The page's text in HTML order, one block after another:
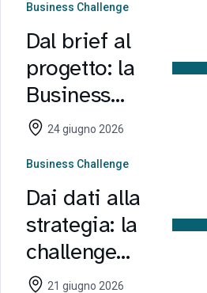
alle nuove
sfide di
industria e
distribuzione
Business Challenge
Dal brief al
progetto: la
Business
Challenge
Lactalis
Italia
24 giugno 2026
Business Challenge
Dai dati alla
strategia: la
challenge
con Cameo
21 giugno 2026